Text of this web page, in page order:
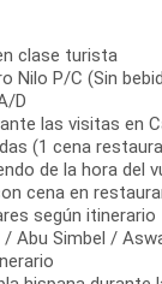
clase turista
Nilo P/C (Sin
D
las visitas en
(1 cena
de la hora del
cena en
según itinerario
/ Abu Simbel /